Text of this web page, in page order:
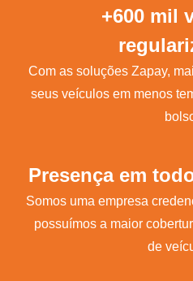
+600 mil
Com as soluções Zapay,
seus veículos em menos
Presença em
Somos uma empresa
possuímos a maior
de